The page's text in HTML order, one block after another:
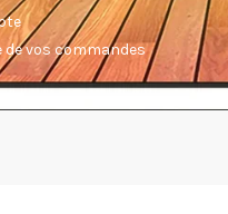
de vos commandes